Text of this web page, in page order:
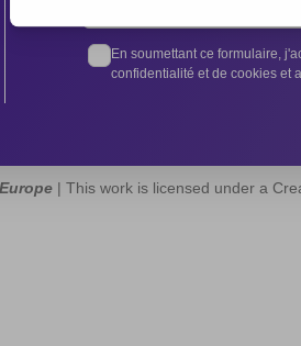
En soumettant ce formulaire,
confidentialité et de cookies et
| This work is licensed under a